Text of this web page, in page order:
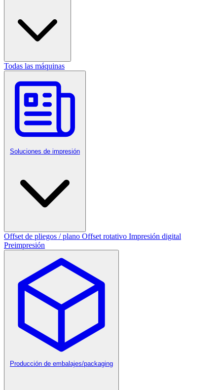
Todas las máquinas
Soluciones de impresión
Offset de pliegos / plano Offset rotativo Impresión digital
Preimpresión
Producción de embalajes/packaging